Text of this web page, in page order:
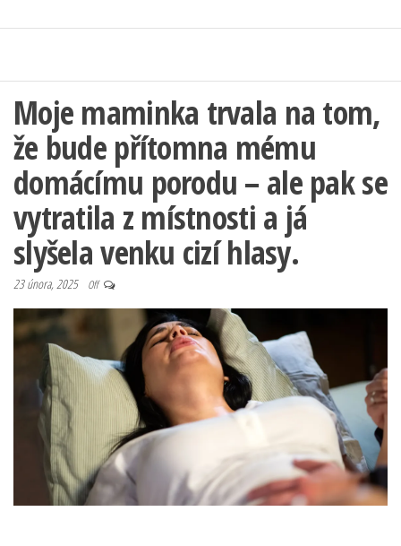
Moje maminka trvala na tom,
že bude přítomna mému
domácímu porodu – ale pak se
vytratila z místnosti a já
slyšela venku cizí hlasy.
23 února, 2025 Off